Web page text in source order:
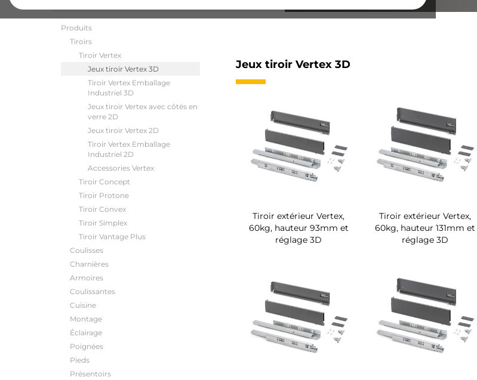
Produits
Tiroirs
Tiroir Vertex
Jeux tiroir Vertex 3D
Tiroir Vertex Emballage
Industriel 3D
Jeux tiroir Vertex avec côtés en
verre 2D
Jeux tiroir Vertex 2D
Tiroir Vertex Emballage
Industriel 2D
Accessories Vertex
Tiroir Concept
Tiroir Protone
Tiroir Convex
Tiroir Simplex
Tiroir Vantage Plus
Coulisses
Charnières
Armoires
Coulissantes
Cuisine
Montage
Éclairage
Poignées
Pieds
Présentoirs
Jeux tiroir Vertex 3D
Tiroir extérieur Vertex,
60kg, hauteur 93mm et
réglage 3D
Tiroir extérieur Vertex,
60kg, hauteur 131mm et
réglage 3D